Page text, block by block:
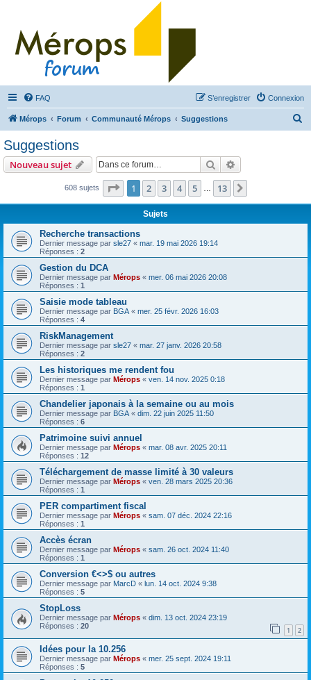
FAQ Connexion
S’enregistrer
Mérops Forum Communauté Mérops Suggestions
Suggestions
Nouveau sujet Rechercher
608 sujets Page 1sur13
1 2 3 4 5 13
Sujets
Recherche transactions
Dernier message par sle27 « mar. 19 mai 2026 19:14
Réponses : 2
Gestion du DCA
Dernier message par Mérops « mer. 06 mai 2026 20:08
Réponses : 1
Saisie mode tableau
Dernier message par BGA « mer. 25 févr. 2026 16:03
Réponses : 4
RiskManagement
Dernier message par sle27 « mar. 27 janv. 2026 20:58
Réponses : 2
Les historiques me rendent fou
Dernier message par Mérops « ven. 14 nov. 2025 0:18
Réponses : 1
Chandelier japonais à la semaine ou au mois
Dernier message par BGA « dim. 22 juin 2025 11:50
Réponses : 6
Patrimoine suivi annuel
Dernier message par Mérops « mar. 08 avr. 2025 20:11
Réponses : 12
Téléchargement de masse limité à 30 valeurs
Dernier message par Mérops « ven. 28 mars 2025 20:36
Réponses : 1
PER compartiment fiscal
Dernier message par Mérops « sam. 07 déc. 2024 22:16
Réponses : 1
Accès écran
Dernier message par Mérops « sam. 26 oct. 2024 11:40
Réponses : 1
Conversion €<>$ ou autres
Dernier message par MarcD « lun. 14 oct. 2024 9:38
Réponses : 5
StopLoss
Dernier message par Mérops « dim. 13 oct. 2024 23:19
Réponses : 20 1 2
Idées pour la 10.256
Dernier message par Mérops « mer. 25 sept. 2024 19:11
Réponses : 5